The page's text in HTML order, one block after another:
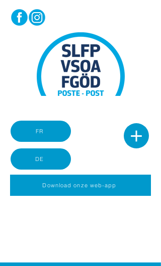
DE
FR
Download onze web-app